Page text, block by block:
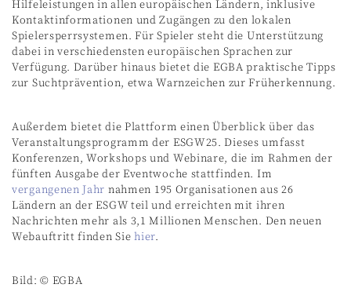
Hilfeleistungen in allen europäischen Ländern, inklusive
Kontaktinformationen und Zugängen zu den lokalen
Spielersperrsystemen. Für Spieler steht die Unterstützung
dabei in verschiedensten europäischen Sprachen zur
Verfügung. Darüber hinaus bietet die EGBA praktische Tipps
zur Suchtprävention, etwa Warnzeichen zur Früherkennung.
Außerdem bietet die Plattform einen Überblick über das
Veranstaltungsprogramm der ESGW25. Dieses umfasst
Konferenzen, Workshops und Webinare, die im Rahmen der
fünften Ausgabe der Eventwoche stattfinden. Im
vergangenen Jahr nahmen 195 Organisationen aus 26
Ländern an der ESGW teil und erreichten mit ihren
Nachrichten mehr als 3,1 Millionen Menschen. Den neuen
Webauftritt finden Siehier.
Bild: © EGBA